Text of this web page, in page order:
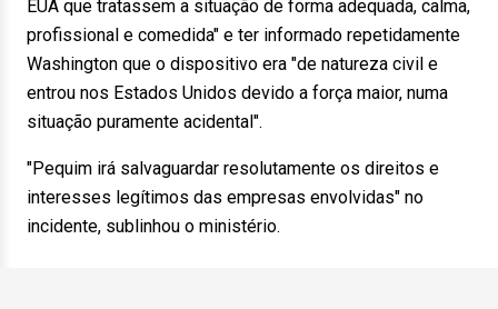
EUA que tratassem a situação de forma adequada, calma,
profissional e comedida" e ter informado repetidamente
Washington que o dispositivo era "de natureza civil e
entrou nos Estados Unidos devido a força maior, numa
situação puramente acidental".
"Pequim irá salvaguardar resolutamente os direitos e
interesses legítimos das empresas envolvidas" no
incidente, sublinhou o ministério.